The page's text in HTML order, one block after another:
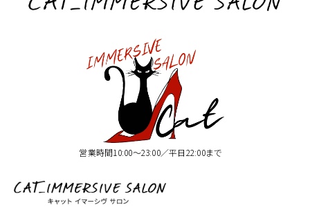
営業時間10:00〜23:00／平日22:00まで